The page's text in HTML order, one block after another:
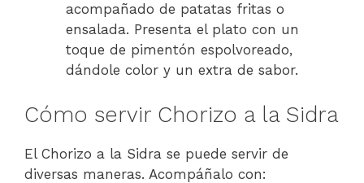
acompañado de patatas fritas o
ensalada. Presenta el plato con un
toque de pimentón espolvoreado,
dándole color y un extra de sabor.
Cómo servir Chorizo a la Sidra
El Chorizo a la Sidra se puede servir de
diversas maneras. Acompáñalo con: